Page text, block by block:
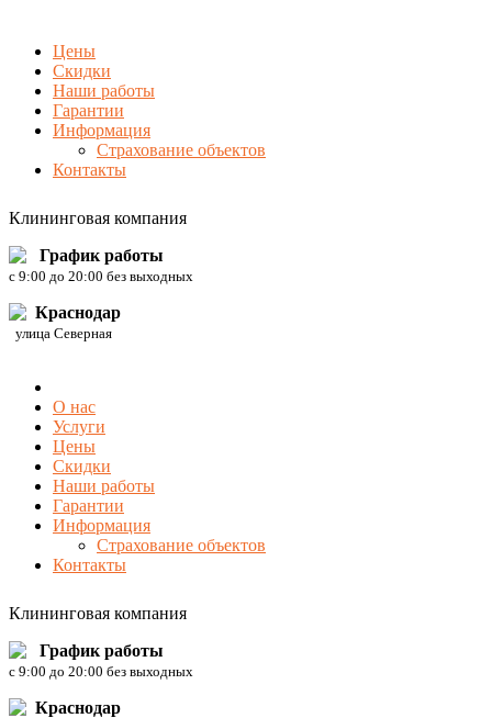
Цены
Скидки
Наши работы
Гарантии
Информация
Страхование объектов
Контакты
Клининговая компания
График работы
c 9:00 до 20:00 без выходных
Краснодар
улица Северная
О нас
Услуги
Цены
Скидки
Наши работы
Гарантии
Информация
Страхование объектов
Контакты
Клининговая компания
График работы
c 9:00 до 20:00 без выходных
Краснодар